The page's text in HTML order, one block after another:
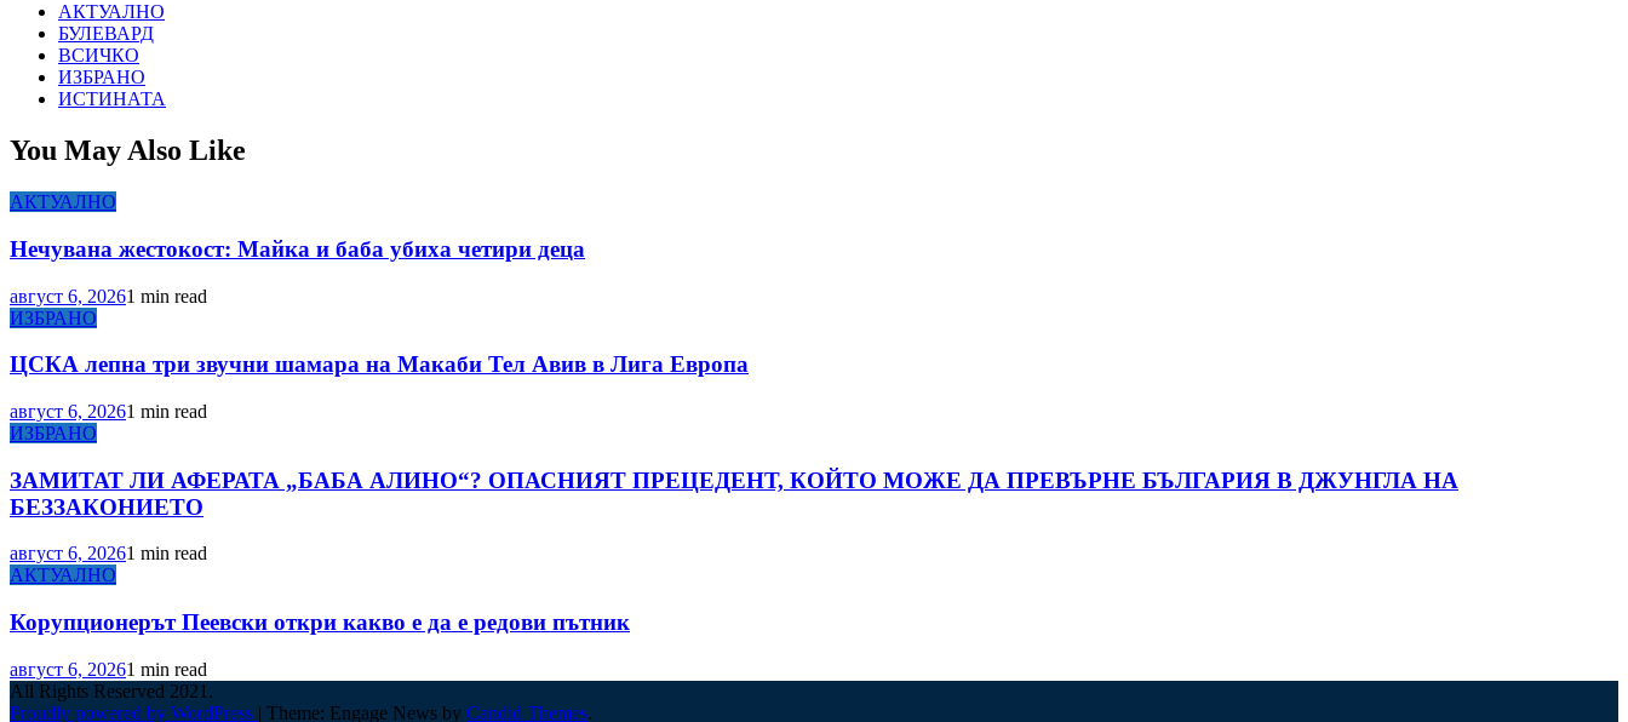
АКТУАЛНО
БУЛЕВАРД
ВСИЧКО
ИЗБРАНО
ИСТИНАТА
You May Also Like
АКТУАЛНО
Нечувана жестокост: Майка и баба убиха четири деца
август 6, 20261 min read
ИЗБРАНО
ЦСКА лепна три звучни шамара на Макаби Тел Авив в Лига Европа
август 6, 20261 min read
ИЗБРАНО
ЗАМИТАТ ЛИ АФЕРАТА „БАБА АЛИНО“? ОПАСНИЯТ ПРЕЦЕДЕНТ, КОЙТО МОЖЕ ДА ПРЕВЪРНЕ БЪЛГАРИЯ В ДЖУНГЛА НА
БЕЗЗАКОНИЕТО
август 6, 20261 min read
АКТУАЛНО
Корупционерът Пеевски откри какво е да е редови пътник
август 6, 20261 min read
All Rights Reserved 2021.
Proudly powered by WordPress | Theme: Engage News by Candid Themes.